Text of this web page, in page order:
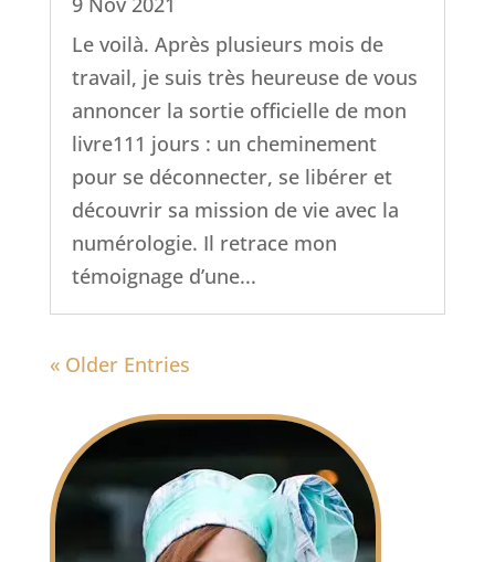
Le voilà. Après plusieurs mois de
travail, je suis très heureuse de vous
annoncer la sortie officielle de mon
livre111 jours : un cheminement
pour se déconnecter, se libérer et
découvrir sa mission de vie avec la
numérologie. Il retrace mon
témoignage d’une...
« Older Entries